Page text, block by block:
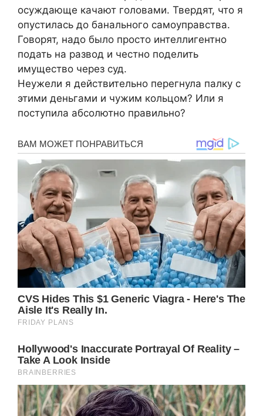
осуждающе качают головами. Твердят, что я
опустилась до банального самоуправства.
Говорят, надо было просто интеллигентно
подать на развод и честно поделить
имущество через суд.
Неужели я действительно перегнула палку с
этими деньгами и чужим кольцом? Или я
поступила абсолютно правильно?